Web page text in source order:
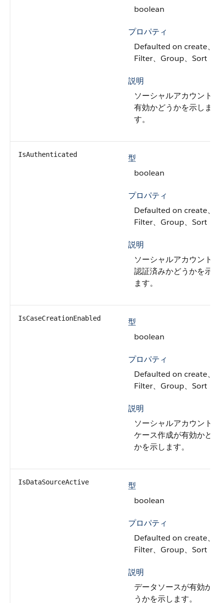
boolean
プロパティ
Defaulted on create、
Filter、Group、Sort
説明
ソーシャルアカウントが
有効かどうかを示しま
す。
IsAuthenticated
型
boolean
プロパティ
Defaulted on create、
Filter、Group、Sort
説明
ソーシャルアカウントが
認証済みかどうかを示し
ます。
IsCaseCreationEnabled
型
boolean
プロパティ
Defaulted on create、
Filter、Group、Sort
説明
ソーシャルアカウントの
ケース作成が有効かどう
かを示します。
IsDataSourceActive
型
boolean
プロパティ
Defaulted on create、
Filter、Group、Sort
説明
データソースが有効かど
うかを示します。